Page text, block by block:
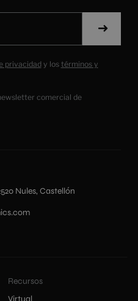
privacidady los términos y
comercial de
Recursos
Nules, Castellón